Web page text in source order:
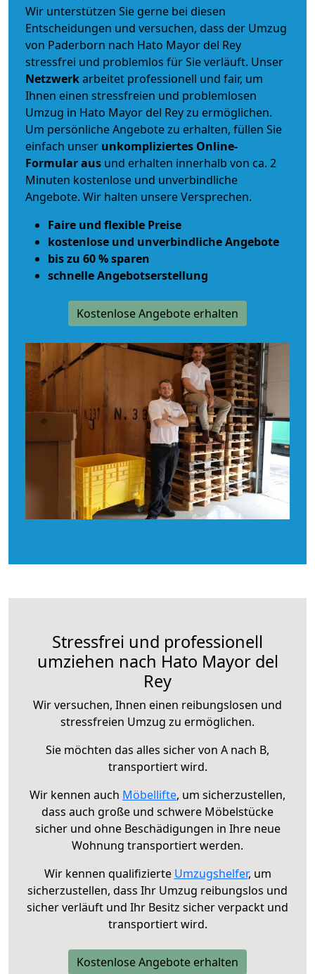
Wir unterstützen Sie gerne bei diesen
Entscheidungen und versuchen, dass der Umzug
von Paderborn nach Hato Mayor del Rey
stressfrei und problemlos für Sie verläuft. Unser
Netzwerkarbeitet professionell und fair, um
Ihnen einen stressfreien und problemlosen
Umzug in Hato Mayor del Rey zu ermöglichen.
Um persönliche Angebote zu erhalten, füllen Sie
einfach unser unkompliziertes Online-
Formular aus und erhalten innerhalb von ca. 2
Minuten kostenlose und unverbindliche
Angebote. Wir halten unsere Versprechen.
Faire und flexible Preise
kostenlose und unverbindliche Angebote
bis zu 60 % sparen
schnelle Angebotserstellung
Kostenlose Angebote erhalten
Stressfrei und professionell
umziehen nach Hato Mayor del
Rey
Wir versuchen, Ihnen einen reibungslosen und
stressfreien Umzug zu ermöglichen.
Sie möchten das alles sicher von A nach B,
transportiert wird.
Wir kennen auch Möbellifte, um sicherzustellen,
dass auch große und schwere Möbelstücke
sicher und ohne Beschädigungen in Ihre neue
Wohnung transportiert werden.
Wir kennen qualifizierte Umzugshelfer, um
sicherzustellen, dass Ihr Umzug reibungslos und
sicher verläuft und Ihr Besitz sicher verpackt und
transportiert wird.
Kostenlose Angebote erhalten